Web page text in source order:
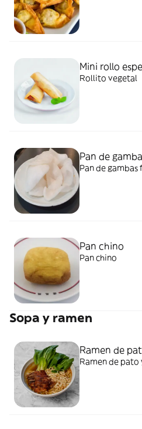
Mini rollo
Rollito vegetal
Pan de
Pan de gambas
Pan chino
Pan chino
Sopa y ramen
Ramen de
Ramen de pato